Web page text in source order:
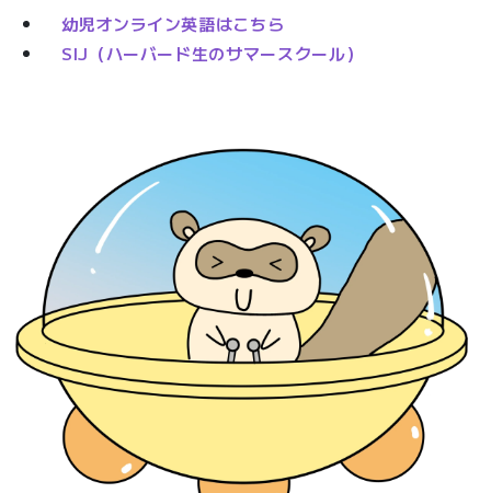
幼児オンライン英語はこちら
SIJ（ハーバード生のサマースクール）